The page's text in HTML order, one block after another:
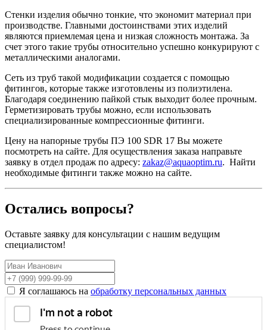
Стенки изделия обычно тонкие, что экономит материал при
производстве. Главными достоинствами этих изделий
являются приемлемая цена и низкая сложность монтажа. За
счет этого такие трубы относительно успешно конкурируют с
металлическими аналогами.
Сеть из труб такой модификации создается с помощью
фитингов, которые также изготовлены из полиэтилена.
Благодаря соединению пайкой стык выходит более прочным.
Герметизировать трубы можно, если использовать
специализированные компрессионные фитинги.
Цену на напорные трубы ПЭ 100 SDR 17 Вы можете
посмотреть на сайте. Для осуществления заказа направьте
заявку в отдел продаж по адресу: zakaz@aquaoptim.ru. Найти
необходимые фитинги также можно на сайте.
Остались вопросы?
Оставьте заявку для консультации с нашим ведущим
специалистом!
Я соглашаюсь на обработку персональных данных